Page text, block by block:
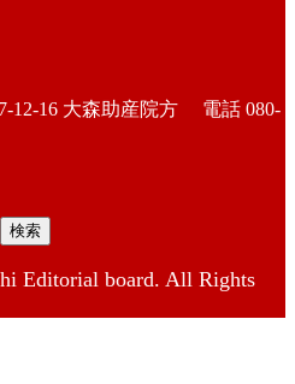
12-16 大森助産院方 電話 080-
検索
Editorial board. All Rights